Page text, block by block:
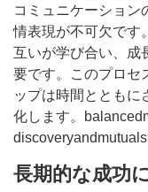
コミュニケーション
情表現が不可欠です
互いが学び合い、成
要です。このプロセ
ップは時間とともに
化します。
長期的な成功